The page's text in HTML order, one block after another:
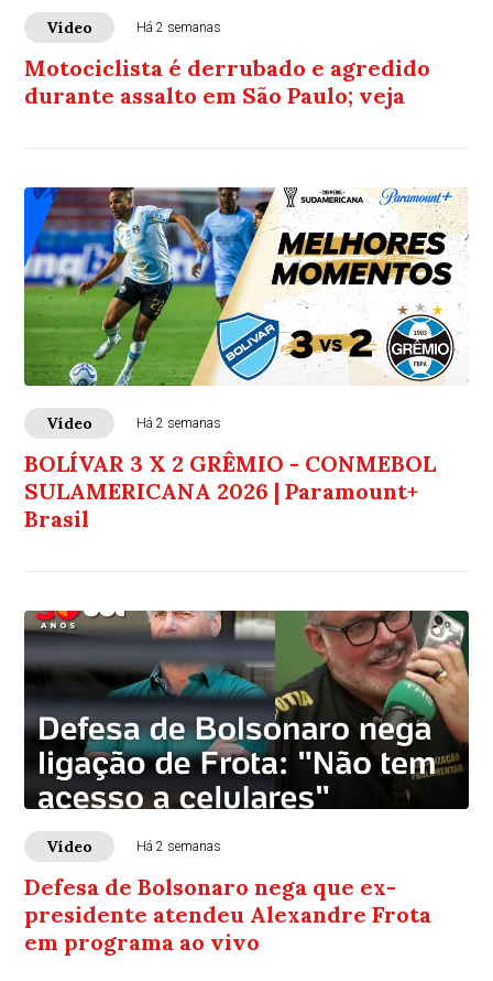
Vídeo Há 2 semanas
Motociclista é derrubado e agredido
durante assalto em São Paulo; veja
Vídeo Há 2 semanas
BOLÍVAR 3 X 2 GRÊMIO - CONMEBOL
SULAMERICANA 2026 | Paramount+
Brasil
Vídeo Há 2 semanas
Defesa de Bolsonaro nega que ex-
presidente atendeu Alexandre Frota
em programa ao vivo